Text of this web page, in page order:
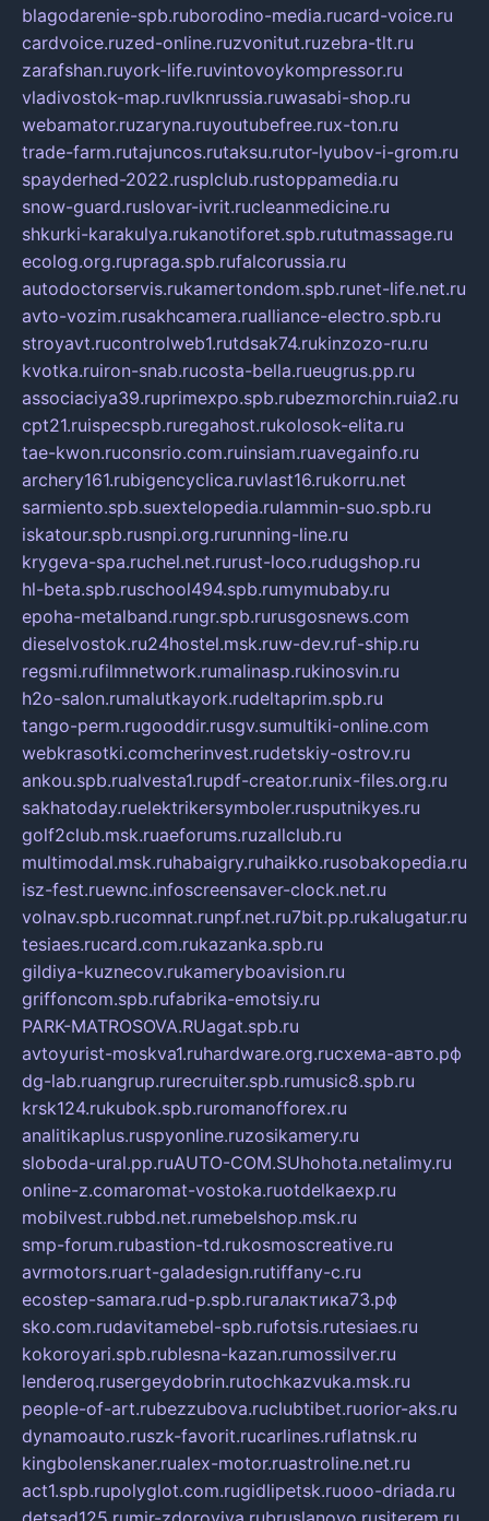
blagodarenie-spb.ruborodino-media.rucard-voice.ru
cardvoice.ruzed-online.ruzvonitut.ruzebra-tlt.ru
zarafshan.ruyork-life.ruvintovoykompressor.ru
vladivostok-map.ruvlknrussia.ruwasabi-shop.ru
webamator.ruzaryna.ruyoutubefree.rux-ton.ru
trade-farm.rutajuncos.rutaksu.rutor-lyubov-i-grom.ru
spayderhed-2022.rusplclub.rustoppamedia.ru
snow-guard.ruslovar-ivrit.rucleanmedicine.ru
shkurki-karakulya.rukanotiforet.spb.rututmassage.ru
ecolog.org.rupraga.spb.rufalcorussia.ru
autodoctorservis.rukamertondom.spb.runet-life.net.ru
avto-vozim.rusakhcamera.rualliance-electro.spb.ru
stroyavt.rucontrolweb1.rutdsak74.rukinzozo-ru.ru
kvotka.ruiron-snab.rucosta-bella.rueugrus.pp.ru
associaciya39.ruprimexpo.spb.rubezmorchin.ruia2.ru
cpt21.ruispecspb.ruregahost.rukolosok-elita.ru
tae-kwon.ruconsrio.com.ruinsiam.ruavegainfo.ru
archery161.rubigencyclica.ruvlast16.rukorru.net
sarmiento.spb.suextelopedia.rulammin-suo.spb.ru
iskatour.spb.rusnpi.org.rurunning-line.ru
krygeva-spa.ruchel.net.rurust-loco.rudugshop.ru
hl-beta.spb.ruschool494.spb.rumymubaby.ru
epoha-metalband.rungr.spb.rurusgosnews.com
dieselvostok.ru24hostel.msk.ruw-dev.ruf-ship.ru
regsmi.rufilmnetwork.rumalinasp.rukinosvin.ru
h2o-salon.rumalutkayork.rudeltaprim.spb.ru
tango-perm.rugooddir.rusgv.sumultiki-online.com
webkrasotki.comcherinvest.rudetskiy-ostrov.ru
ankou.spb.rualvesta1.rupdf-creator.runix-files.org.ru
sakhatoday.ruelektrikersymboler.rusputnikyes.ru
golf2club.msk.ruaeforums.ruzallclub.ru
multimodal.msk.ruhabaigry.ruhaikko.rusobakopedia.ru
isz-fest.ruewnc.infoscreensaver-clock.net.ru
volnav.spb.rucomnat.runpf.net.ru7bit.pp.rukalugatur.ru
tesiaes.rucard.com.rukazanka.spb.ru
gildiya-kuznecov.rukameryboavision.ru
griffoncom.spb.rufabrika-emotsiy.ru
PARK-MATROSOVA.RUagat.spb.ru
avtoyurist-moskva1.ruhardware.org.ruсхема-авто.рф
dg-lab.ruangrup.rurecruiter.spb.rumusic8.spb.ru
krsk124.rukubok.spb.ruromanofforex.ru
analitikaplus.ruspyonline.ruzosikamery.ru
sloboda-ural.pp.ruAUTO-COM.SUhohota.netalimy.ru
online-z.comaromat-vostoka.ruotdelkaexp.ru
mobilvest.rubbd.net.rumebelshop.msk.ru
smp-forum.rubastion-td.rukosmoscreative.ru
avrmotors.ruart-galadesign.rutiffany-c.ru
ecostep-samara.rud-p.spb.ruгалактика73.рф
sko.com.rudavitamebel-spb.rufotsis.rutesiaes.ru
kokoroyari.spb.rublesna-kazan.rumossilver.ru
lenderoq.rusergeydobrin.rutochkazvuka.msk.ru
people-of-art.rubezzubova.ruclubtibet.ruorior-aks.ru
dynamoauto.ruszk-favorit.rucarlines.ruflatnsk.ru
kingbolenskaner.rualex-motor.ruastroline.net.ru
act1.spb.rupolyglot.com.rugidlipetsk.ruooo-driada.ru